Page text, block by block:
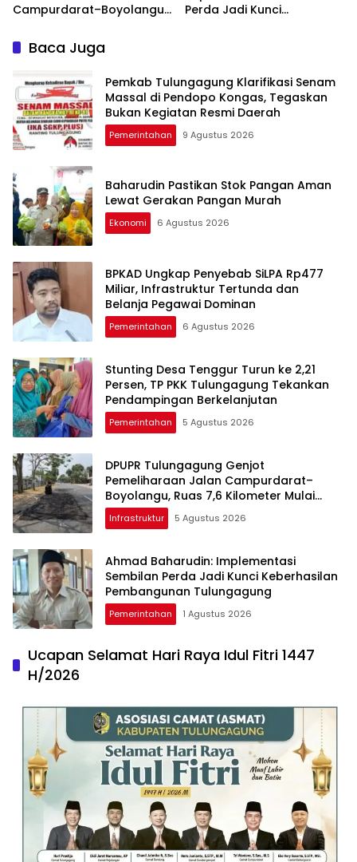
Campurdarat–Boyolangu,
Diperbaiki
Perda Jadi Kunci
Baca Juga
Pemkab Tulungagung Klarifikasi Senam
Massal di Pendopo Kongas, Tegaskan
Bukan Kegiatan Resmi Daerah
Pemerintahan 9 Agustus 2026
Baharudin Pastikan Stok Pangan Aman
Lewat Gerakan Pangan Murah
Ekonomi 6 Agustus 2026
BPKAD Ungkap Penyebab SiLPA Rp477
Miliar, Infrastruktur Tertunda dan
Belanja Pegawai Dominan
Pemerintahan 6 Agustus 2026
Stunting Desa Tenggur Turun ke 2,21
Persen, TP PKK Tulungagung Tekankan
Pendampingan Berkelanjutan
Pemerintahan 5 Agustus 2026
DPUPR Tulungagung Genjot
Pemeliharaan Jalan Campurdarat–
Boyolangu, Ruas 7,6 Kilometer Mulai
Diperbaiki
Infrastruktur 5 Agustus 2026
Ahmad Baharudin: Implementasi
Sembilan Perda Jadi Kunci Keberhasilan
Pembangunan Tulungagung
Pemerintahan 1 Agustus 2026
Ucapan Selamat Hari Raya Idul Fitri 1447
H/2026